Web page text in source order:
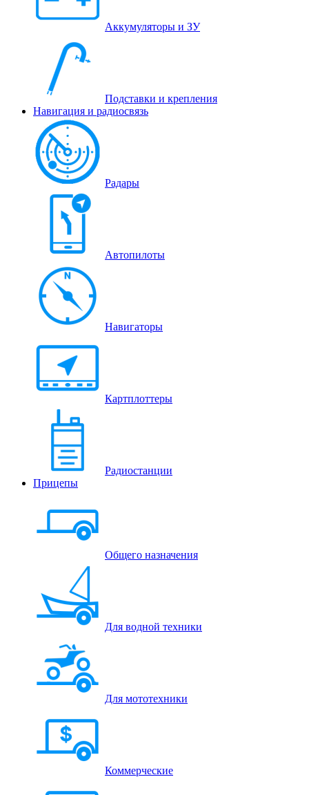
Аккумуляторы и ЗУ
Подставки и крепления
Навигация и радиосвязь
Радары
Автопилоты
Навигаторы
Картплоттеры
Радиостанции
Прицепы
Общего назначения
Для водной техники
Для мототехники
Коммерческие